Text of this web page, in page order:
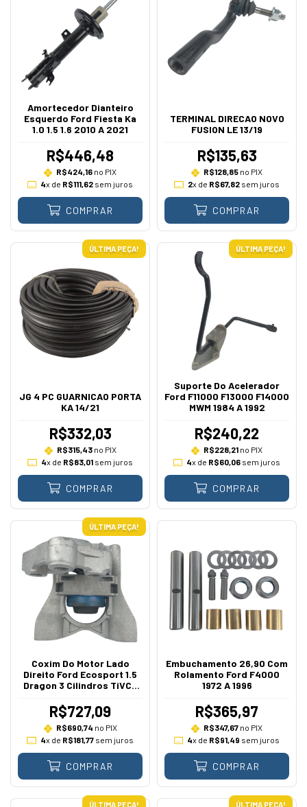
Amortecedor Dianteiro
Esquerdo Ford Fiesta Ka
1.0 1.5 1.6 2010 A 2021
R$446,48
R$424,16 no PIX
4x de R$111,62 sem juros
COMPRAR
TERMINAL DIRECAO NOVO
FUSION LE 13/19
R$135,63
R$128,85 no PIX
2x de R$67,82sem juros
COMPRAR
ÚLTIMA PEÇA!
JG 4 PC GUARNICAO PORTA
KA 14/21
R$332,03
R$315,43no PIX
4x de R$83,01sem juros
COMPRAR
ÚLTIMA PEÇA!
Suporte Do Acelerador
Ford F11000 F13000 F14000
MWM 1984 A 1992
R$240,22
R$228,21 no PIX
4x de R$60,06 sem juros
COMPRAR
ÚLTIMA PEÇA!
Coxim Do Motor Lado
Direito Ford Ecosport 1.5
Dragon 3 Cilindros TiVCT
R$727,09
R$690,74 no PIX
4x de R$181,77sem juros
COMPRAR
Embuchamento 26,90 Com
Rolamento Ford F4000
1972 A 1996
R$365,97
R$347,67 no PIX
4x de R$91,49 sem juros
COMPRAR
ÚLTIMA PEÇA! ÚLTIMA PEÇA!